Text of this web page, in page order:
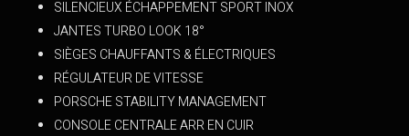
SILENCIEUX ÉCHAPPEMENT SPORT INOX
JANTES TURBO LOOK 18°
SIÈGES CHAUFFANTS & ÉLECTRIQUES
RÉGULATEUR DE VITESSE
PORSCHE STABILITY MANAGEMENT
CONSOLE CENTRALE ARR EN CUIR